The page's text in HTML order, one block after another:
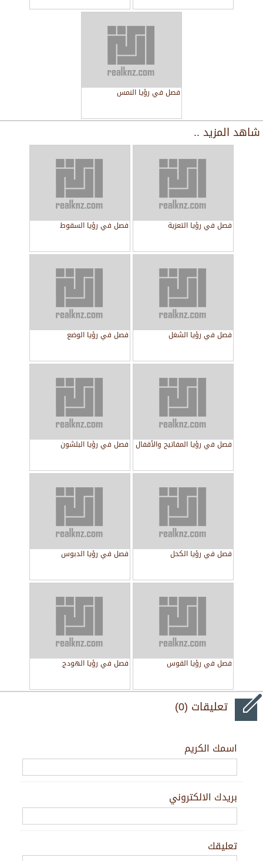
فصل في رؤيا النمس
شاهد المزيد ..
فصل في رؤيا التعزية فصل في رؤيا السقوط
فصل في رؤيا الشغل فصل في رؤيا الوضع
فصل في رؤيا المفاتيح والأقفال فصل في رؤيا البلشون
فصل في رؤيا الكحل فصل في رؤيا الدبوس
فصل في رؤيا القوس فصل في رؤيا الهودج
تعليقات (0)
اسمك الكريم
بريدك الالكتروني
تعليقك